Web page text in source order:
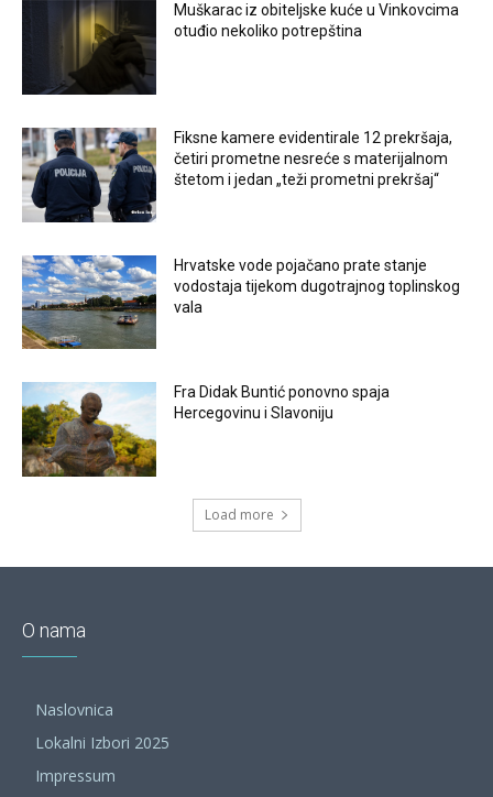
Muškarac iz obiteljske kuće u Vinkovcima
otuđio nekoliko potrepština
Fiksne kamere evidentirale 12 prekršaja,
četiri prometne nesreće s materijalnom
štetom i jedan „teži prometni prekršaj“
Hrvatske vode pojačano prate stanje
vodostaja tijekom dugotrajnog toplinskog
vala
Fra Didak Buntić ponovno spaja
Hercegovinu i Slavoniju
Load more
O nama
Naslovnica
Lokalni Izbori 2025
Impressum